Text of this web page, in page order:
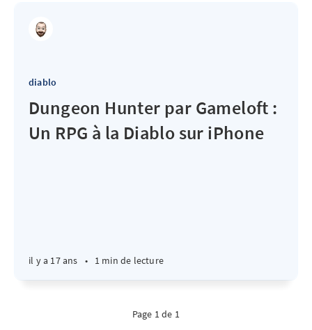
diablo
Dungeon Hunter par Gameloft :
Un RPG à la Diablo sur iPhone
il y a 17 ans • 1 min de lecture
Page 1 de 1